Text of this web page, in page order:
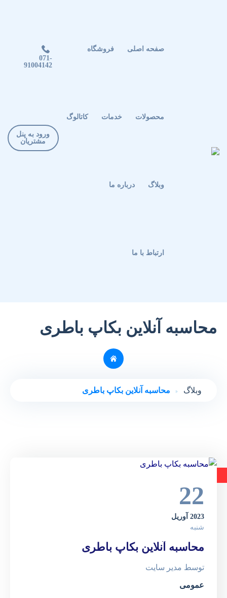
صفحه اصلی فروشگاه
محصولات خدمات کاتالوگ
وبلاگ درباره ما
ارتباط با ما
071-
91004142
ورود به پنل
مشتریان
محاسبه آنلاین بکاپ باطری
وبلاگ محاسبه آنلاین بکاپ باطری
22
2023 آوریل
شنبه
محاسبه آنلاین بکاپ باطری
توسط مدیر سایت
عمومی